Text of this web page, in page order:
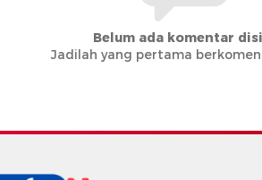
Belum ada komentar
Jadilah yang pertama